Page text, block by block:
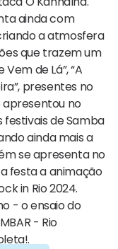
ainda com
a atmosfera
que trazem um
de Lá”, “A
presentes no
apresentou no
festivais de Samba
ainda mais a
se apresenta no
festa a animação
in Rio 2024.
- o ensaio do
- Rio